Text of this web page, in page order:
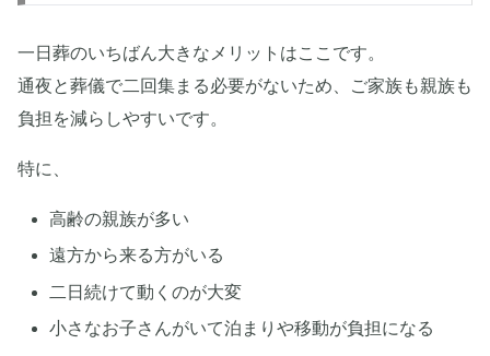
一日葬のいちばん大きなメリットはここです。
通夜と葬儀で二回集まる必要がないため、ご家族も親族も
負担を減らしやすいです。
特に、
高齢の親族が多い
遠方から来る方がいる
二日続けて動くのが大変
小さなお子さんがいて泊まりや移動が負担になる